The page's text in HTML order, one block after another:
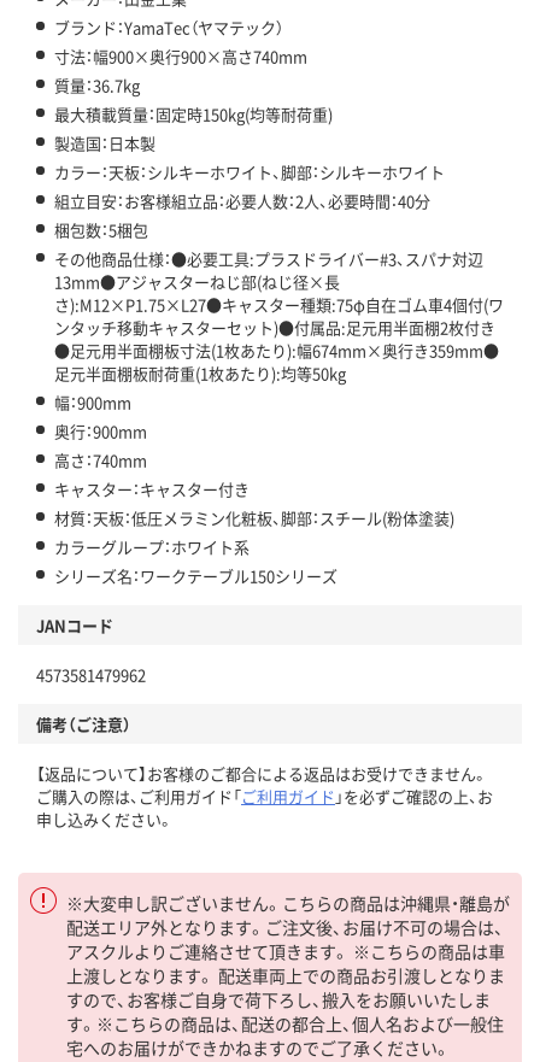
ブランド：YamaTec（ヤマテック）
寸法：幅900×奥行900×高さ740mm
質量：36.7kg
最大積載質量：固定時150kg(均等耐荷重)
製造国：日本製
カラー：天板：シルキーホワイト、脚部：シルキーホワイト
組立目安：お客様組立品：必要人数：2人、必要時間：40分
梱包数：5梱包
その他商品仕様：●必要工具:プラスドライバー#3、スパナ対辺
13mm●アジャスターねじ部(ねじ径×長
さ):M12×P1.75×L27●キャスター種類:75φ自在ゴム車4個付(ワ
ンタッチ移動キャスターセット)●付属品:足元用半面棚2枚付き
●足元用半面棚板寸法(1枚あたり):幅674mm×奥行き359mm●
足元半面棚板耐荷重(1枚あたり):均等50kg
幅：900mm
奥行：900mm
高さ：740mm
キャスター：キャスター付き
材質：天板：低圧メラミン化粧板、脚部：スチール(粉体塗装)
カラーグループ：ホワイト系
シリーズ名：ワークテーブル150シリーズ
JANコード
4573581479962
備考（ご注意）
【返品について】お客様のご都合による返品はお受けできません。
ご購入の際は、ご利用ガイド「ご利用ガイド 」を必ずご確認の上、お
申し込みください。
※大変申し訳ございません。こちらの商品は沖縄県・離島が
配送エリア外となります。ご注文後、お届け不可の場合は、
アスクルよりご連絡させて頂きます。 ※こちらの商品は車
上渡しとなります。 配送車両上での商品お引渡しとなりま
すので、お客様ご自身で荷下ろし、搬入をお願いいたしま
す。※こちらの商品は、配送の都合上、個人名および一般住
宅へのお届けができかねますのでご了承ください。